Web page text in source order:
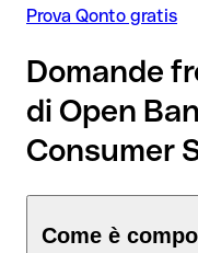
Prova Qonto gratis
Domande
di Open
Consumer
Come è